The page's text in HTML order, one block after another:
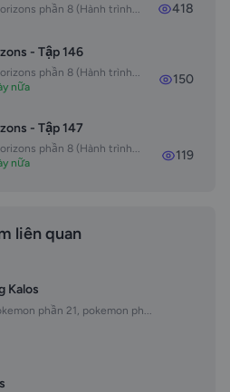
phần 8 (Hành trình... 418
- Tập 146
phần 8 (Hành trình...
nữa
150
- Tập 147
phần 8 (Hành trình...
nữa
119
liên quan
Kalos
phần 21, pokemon ph...